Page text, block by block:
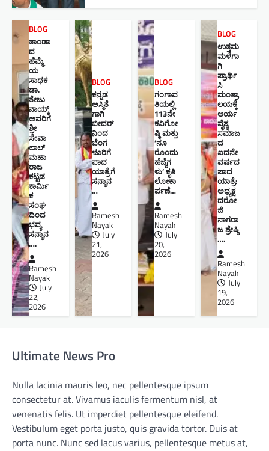
BLOG
ತಾಂಡಾ
ದ
ಹೆಮ್ಮೆ
ಯ
ಸಾಧಕ
ಡಾ.
ತೇಜು
ನಾಯ್ಕ್
ಅವರಿಗೆ
ಶ್ರೀ
ಸೇವಾ
ಲಾಲ್
ಮಹಾ
ರಾಜ
ಕಟ್ಟಡ
ಕಾರ್ಮಿ
ಕ
ಸಂಘ
ದಿಂದ
ಭವ್ಯ
ಸನ್ಮಾನ
….
Ramesh
Nayak
July
22,
2026
BLOG
ಕನ್ನಡ
ಅಸ್ಮಿತೆ
ಗಾಗಿ
ಬೀದರ್
ನಿಂದ
ಬೆಂಗ
ಳೂರಿಗೆ
ಪಾದ
ಯಾತ್ರೆಗೆ
ಸನ್ಮಾನ
…
Ramesh
Nayak
July
21,
2026
BLOG
ಗಂಗಾವ
ತಿಯಲ್ಲಿ
113ನೇ
ಕವಿಗೋ
ಷ್ಠಿ ಮತ್ತು
‘ನೂ
ರೊಂದು
ಹೆಜ್ಜೆಗ
ಳು’ ಕೃತಿ
ಲೋಕಾ
ರ್ಪಣೆ…
Ramesh
Nayak
July
20,
2026
BLOG
ಉತ್ತಮ
ಮಳೆಗಾ
ಗಿ
ಪ್ರಾರ್ಥಿ
ಸಿ
ಮಂತ್ರಾ
ಲಯಕ್ಕೆ
ಆರ್ಯ
ವೈಶ್ಯ
ಸಮಾಜ
ದ
ಐದನೇ
ವರ್ಷದ
ಪಾದ
ಯಾತ್ರೆ:
ಅಧ್ಯಕ್ಷ
ದರೋ
ಜಿ
ನಾಗರಾ
ಜ ಶ್ರೇಷ್ಠಿ ​
….
Ramesh
Nayak
July
19,
2026
Ultimate News Pro
Nulla lacinia mauris leo, nec pellentesque ipsum
consectetur at. Vivamus iaculis fermentum nisl, at
venenatis felis. Ut imperdiet pellentesque eleifend.
Vestibulum eget porta justo, quis gravida tortor. Duis at
porta nunc. Nunc sed lacus varius, pellentesque metus at,